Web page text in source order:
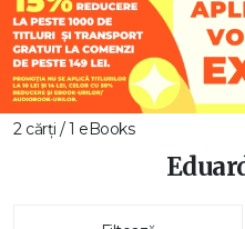
2 cărți / 1 eBooks